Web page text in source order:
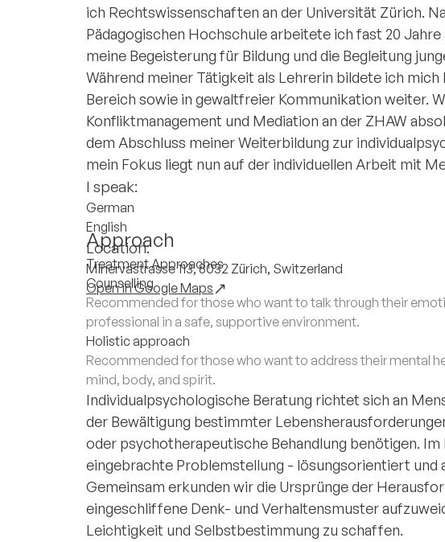
ich Rechtswissenschaften an der Universität Zürich.
Pädagogischen Hochschule arbeitete ich fast 20
meine Begeisterung für Bildung und die Begleitung
Während meiner Tätigkeit als Lehrerin bildete ich mich
Bereich sowie in gewaltfreier Kommunikation weiter.
Konfliktmanagement und Mediation an der ZHAW
dem Abschluss meiner Weiterbildung zur
mein Fokus liegt nun auf der individuellen Arbeit mit
I speak:
German
English
Location:
Minervastrasse 113, 8032 Zürich, Switzerland
Open in Google Maps
Approach
Treatment Approaches
Counselling
Recommended for those who want to talk through their
professional in a safe, supportive environment.
Holistic approach
Recommended for those who want to address their mental
mind, body, and spirit.
Individualpsychologische Beratung richtet sich an
der Bewältigung bestimmter
oder psychotherapeutische Behandlung benötigen.
eingebrachte Problemstellung - lösungsorientiert und
Gemeinsam erkunden wir die Ursprünge der
eingeschliffene Denk- und Verhaltensmuster
Leichtigkeit und Selbstbestimmung zu schaffen.